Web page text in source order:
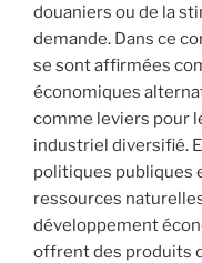
douaniers ou de la
demande. Dans ce
se sont affirmées
économiques
comme leviers pour
industriel diversifié.
politiques publiques
ressources
développement
offrent des produits